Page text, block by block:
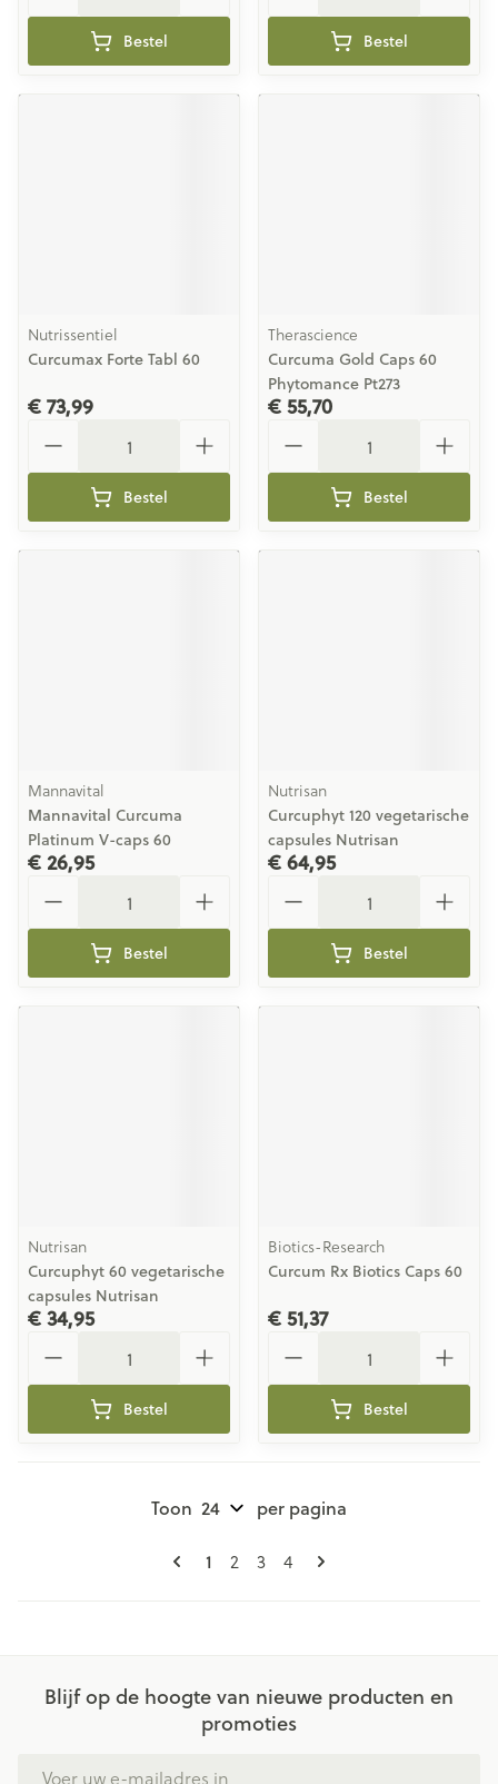
Bestel Bestel
Nutrissentiel
Curcumax Forte Tabl 60
€ 73,99
Bestel
Therascience
Curcuma Gold Caps 60
Phytomance Pt273
€ 55,70
Bestel
Mannavital
Mannavital Curcuma
Platinum V-caps 60
€ 26,95
Bestel
Nutrisan
Curcuphyt 120 vegetarische
capsules Nutrisan
€ 64,95
Bestel
Nutrisan
Curcuphyt 60 vegetarische
capsules Nutrisan
€ 34,95
Bestel
Biotics-Research
Curcum Rx Biotics Caps 60
€ 51,37
Bestel
Pagina's
U lees momenteel pagina
1 Pagina
2 Pagina
3 Pagina
4
Toon per pagina
Blijf op de hoogte van nieuwe producten en
promoties